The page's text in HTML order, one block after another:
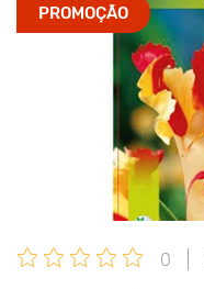
PROMOÇÃO
0